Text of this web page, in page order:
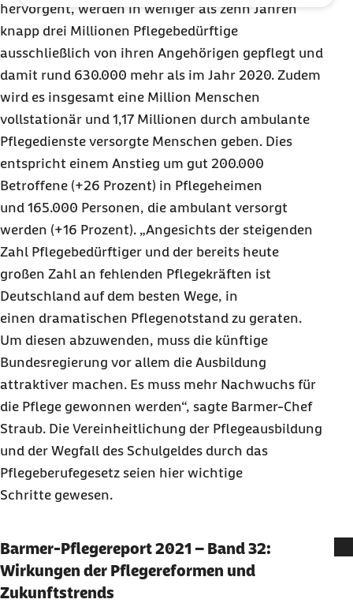
hervorgeht, werden in weniger als zehn Jahren
knapp drei Millionen Pflegebedürftige
ausschließlich von ihren Angehörigen gepflegt und
damit rund 630.000 mehr als im Jahr 2020. Zudem
wird es insgesamt eine Million Menschen
vollstationär und 1,17 Millionen durch ambulante
Pflegedienste versorgte Menschen geben. Dies
entspricht einem Anstieg um gut 200.000
Betroffene (+26 Prozent) in Pflegeheimen
und 165.000 Personen, die ambulant versorgt
werden (+16 Prozent). „Angesichts der steigenden
Zahl Pflegebedürftiger und der bereits heute
großen Zahl an fehlenden Pflegekräften ist
Deutschland auf dem besten Wege, in
einen dramatischen Pflegenotstand zu geraten.
Um diesen abzuwenden, muss die künftige
Bundesregierung vor allem die Ausbildung
attraktiver machen. Es muss mehr Nachwuchs für
die Pflege gewonnen werden“, sagte Barmer-Chef
Straub. Die Vereinheitlichung der Pflegeausbildung
und der Wegfall des Schulgeldes durch das
Pflegeberufegesetz seien hier wichtige
Schritte gewesen.
Barmer-Pflegereport 2021 – Band 32:
Wirkungen der Pflegereformen und
Zukunftstrends